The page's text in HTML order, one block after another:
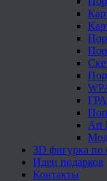
Art
3D фигурка по
Идеи подарков
Контакты